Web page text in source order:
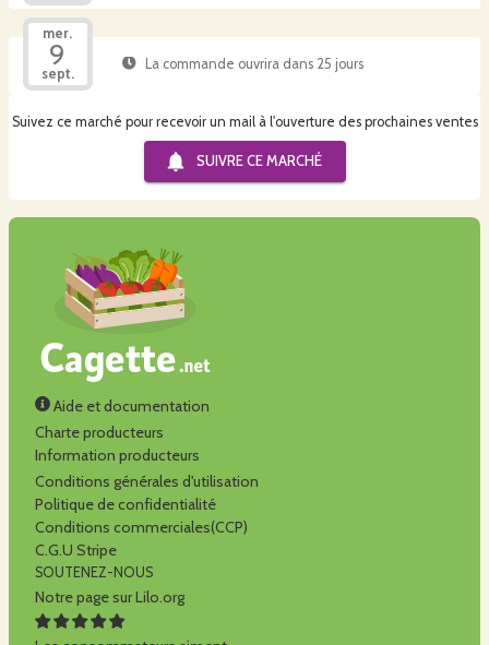
mer.
9
sept.
La commande ouvrira dans 25 jours
Suivez ce marché pour recevoir un mail à l'ouverture des prochaines ventes
SUIVRE CE MARCHÉ
Aide et documentation
Charte producteurs
Information producteurs
Conditions générales d'utilisation
Politique de confidentialité
Conditions commerciales(CCP)
C.G.U Stripe
SOUTENEZ-NOUS
Notre page sur Lilo.org